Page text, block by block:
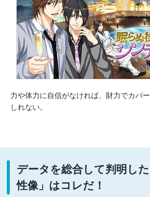
力や体力に自信がなければ、財力でカバ
しれない。
データを総合して判明し
性像」はコレだ！